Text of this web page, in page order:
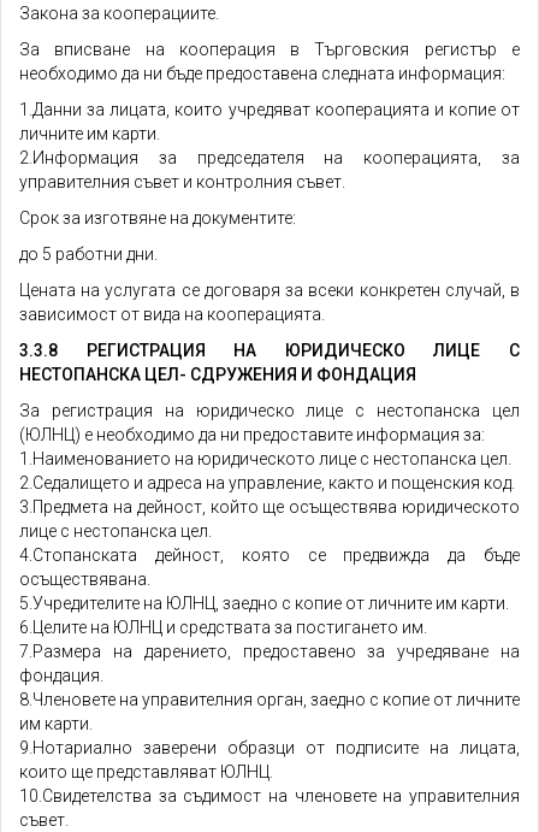
Закона за кооперациите.
За вписване на кооперация в Търговския регистър е
необходимо да ни бъде предоставена следната информация:
1.Данни за лицата, които учредяват кооперацията и копие от
личните им карти.
2.Информация за председателя на кооперацията, за
управителния съвет и контролния съвет.
Срок за изготвяне на документите:
до 5 работни дни.
Цената на услугата се договаря за всеки конкретен случай, в
зависимост от вида на кооперацията.
3.3.8 РЕГИСТРАЦИЯ НА ЮРИДИЧЕСКО ЛИЦЕ С
НЕСТОПАНСКА ЦЕЛ- СДРУЖЕНИЯ И ФОНДАЦИЯ
За регистрация на юридическо лице с нестопанска цел
(ЮЛНЦ) е необходимо да ни предоставите информация за:
1.Наименованието на юридическото лице с нестопанска цел.
2.Седалището и адреса на управление, както и пощенския код.
3.Предмета на дейност, който ще осъществява юридическото
лице с нестопанска цел.
4.Стопанската дейност, която се предвижда да бъде
осъществявана.
5.Учредителите на ЮЛНЦ, заедно с копие от личните им карти.
6.Целите на ЮЛНЦ и средствата за постигането им.
7.Размера на дарението, предоставено за учредяване на
фондация.
8.Членовете на управителния орган, заедно с копие от личните
им карти.
9.Нотариално заверени образци от подписите на лицата,
които ще представляват ЮЛНЦ.
10.Свидетелства за съдимост на членовете на управителния
съвет.